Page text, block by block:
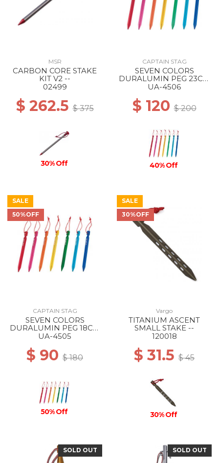
MSR
CARBON CORE STAKE
KIT V2 --
02499
$ 262.5$ 375
30% Off
CAPTAIN STAG
SEVEN COLORS
DURALUMIN PEG 23CM
--
UA-4506
$ 120$ 200
40% Off
SALE
50%OFF
CAPTAIN STAG
SEVEN COLORS
DURALUMIN PEG 18CM
--
UA-4505
$ 90 $ 180
50% Off
SALE
30%OFF
Vargo
TITANIUM ASCENT
SMALL STAKE --
120018
$ 31.5 $ 45
30% Off
SOLD OUT SOLD OUT